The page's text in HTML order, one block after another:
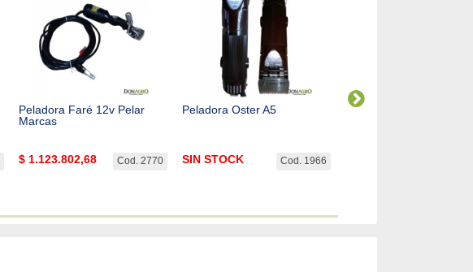
Peladora Faré 12v Pelar
Marcas
Cod. 2770
$ 1.123.802,68
Peladora Oster A5
Cod. 1966
SIN STOCK
Peladora Oster A6 SLIM